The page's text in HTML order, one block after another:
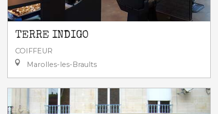
TERRE INDIGO
COIFFEUR
Marolles-les-Braults